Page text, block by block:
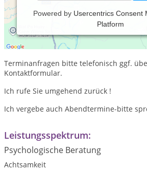
Powered by Usercentrics Consent
Platform
Praxiszeiten:
Termine nur nach telefonischer
Terminanfragen bitte telefonisch ggf.
Kontaktformular.
Ich rufe Sie umgehend zurück !
Ich vergebe auch Abendtermine-bitte
Leistungsspektrum:
Psychologische Beratung
Achtsamkeit